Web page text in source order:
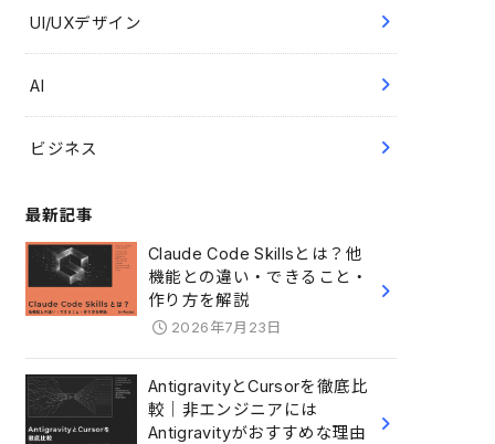
UI/UXデザイン
AI
ビジネス
最新記事
Claude Code Skillsとは？他
機能との違い・できること・
作り方を解説
2026年7月23日
AntigravityとCursorを徹底比
較｜非エンジニアには
Antigravityがおすすめな理由